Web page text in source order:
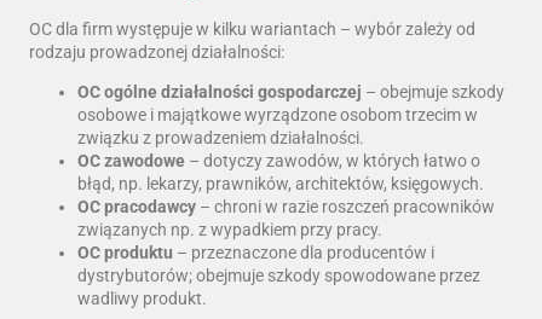
OC dla firm występuje w kilku wariantach – wybór zależy od
rodzaju prowadzonej działalności:
OC ogólne działalności gospodarczej – obejmuje szkody
osobowe i majątkowe wyrządzone osobom trzecim w
związku z prowadzeniem działalności.
OC zawodowe – dotyczy zawodów, w których łatwo o
błąd, np. lekarzy, prawników, architektów, księgowych.
OC pracodawcy – chroni w razie roszczeń pracowników
związanych np. z wypadkiem przy pracy.
OC produktu – przeznaczone dla producentów i
dystrybutorów; obejmuje szkody spowodowane przez
wadliwy produkt.